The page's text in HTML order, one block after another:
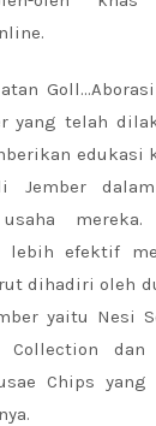
yang telah
edukasi
Jember
lebih efektif
dihadiri oleh
yaitu Nesi
Collection dan
Chips yang